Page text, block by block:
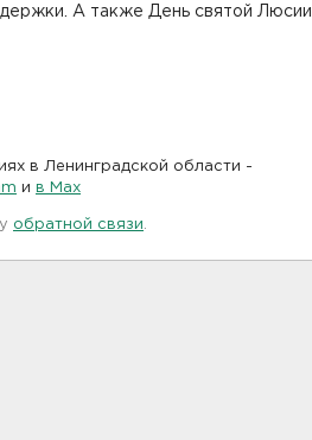
А также День святой Люсии
в Ленинградской области -
и в Maх
обратной связи